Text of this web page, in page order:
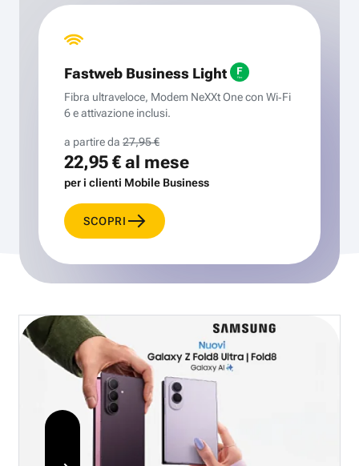
Fastweb Business Light
Fibra ultraveloce, Modem NeXXt One con Wi‑Fi
6 e attivazione inclusi.
a partire da 27,95 €
22,95 €al mese
per i clienti Mobile Business
SCOPRI